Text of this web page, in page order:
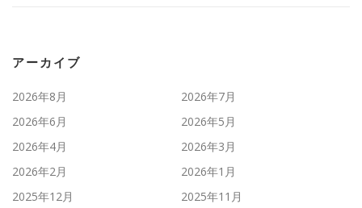
アーカイブ
2026年8月
2026年7月
2026年6月
2026年5月
2026年4月
2026年3月
2026年2月
2026年1月
2025年12月
2025年11月